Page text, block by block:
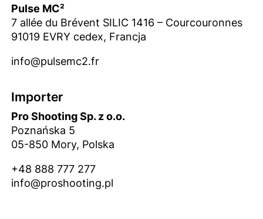
Pulse MC²
7 allée du Brévent SILIC 1416 – Courcouronnes
91019 EVRY cedex, Francja
info@pulsemc2.fr
Importer
Pro Shooting Sp. z o.o.
Poznańska 5
05-850 Mory, Polska
+48 888 777 277
info@proshooting.pl